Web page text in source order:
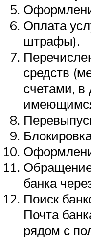
Оплата
штрафы).
средств
счетами, в
банка
Поиск
Почта
рядом с